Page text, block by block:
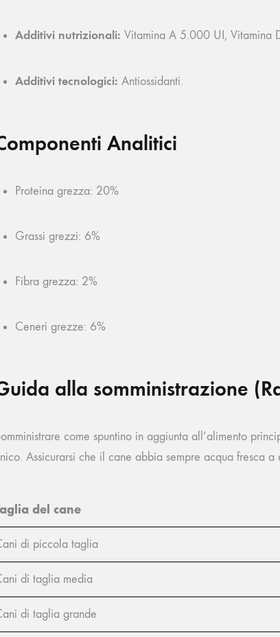
Additivi nutrizionali: Vitamina A 5.000 UI, Vitamina
Additivi tecnologici: Antiossidanti.
Analitici
Proteina grezza: 20%
Grassi grezzi: 6%
Fibra grezza: 2%
Ceneri grezze: 6%
alla somministrazione
come spuntino in aggiunta all’alimento
Assicurarsi che il cane abbia sempre acqua fresca a
del cane
di piccola taglia
di taglia media
di taglia grande